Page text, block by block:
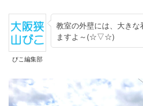
びこ編集部
教室の外壁には、大き
ますよ～(☆▽☆)